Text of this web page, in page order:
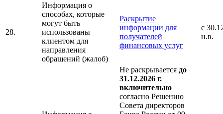
28.
Информация о
способах, которые
могут быть
использованы
клиентом для
направления
обращений (жалоб)
Раскрытие
информации для
получателей
финансовых услуг
с
н.в.
Не раскрывается до
31.12.2026 г.
включительно
согласно Решению
Совета директоров